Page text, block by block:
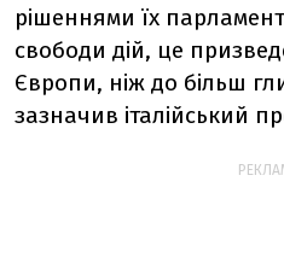
рішеннями їх
свободи дій, це
Європи, ніж до більш
зазначив італійський